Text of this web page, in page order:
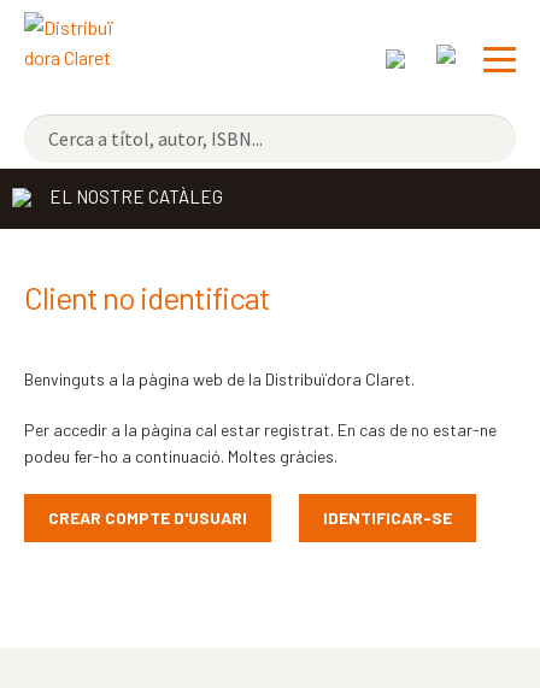
NOVETATS
ELS MÉS VENUTS
CONTACTE
CATALÀ
ESPAÑOL
EL NOSTRE CATÀLEG
Client no identificat
Benvinguts a la pàgina web de la Distribuïdora Claret.
Per accedir a la pàgina cal estar registrat. En cas de no estar-ne
podeu fer-ho a continuació. Moltes gràcies.
CREAR COMPTE D'USUARI IDENTIFICAR-SE